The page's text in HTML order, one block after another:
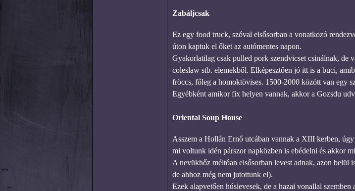
Zabáljcsak
Ez egy food truck, szóval elsősorban a vonatkozó
úton kaptuk el őket az autómentes napon.
Gyakorlatilag csak pulled pork szendvicset csinálnak, de
coleslaw stb. elemekből. Elképesztően jó itt is a buci,
fröccs, főleg a homoktövises. 1500-2000 között van egy
Egyébként amikor fix helyen vannak, akkor a Gozsdu
Oriental Soup House
Asszem a Hollán Ernő utcában vannak a XIII kerben,
mi voltunk idén párszor napközben is ebédelni és akkor
A nevükhőz méltóan elsősorban levest adnak, azon
de ahhoz még nem jutottunk el).
Ezek alapvetően húslevesek, de a hazai vonallal